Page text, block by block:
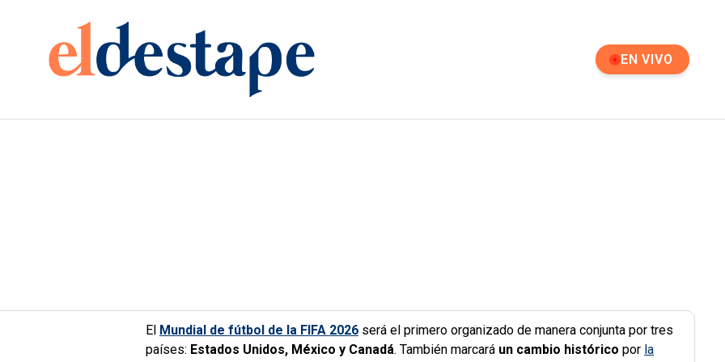
EN VIVO
El Mundial de fútbol de la FIFA 2026 será el primero organizado de manera conjunta por tres
países: Estados Unidos, México y Canadá. También marcará un cambio histórico por la